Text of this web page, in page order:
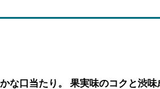
な口当たり。 果実味のコクと渋